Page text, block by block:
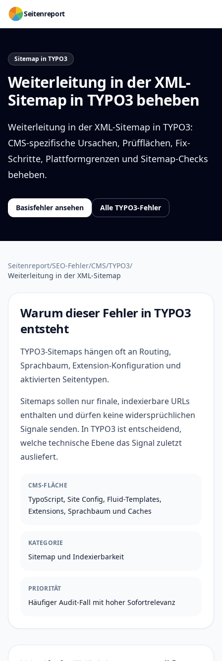
Seitenreport
Sitemap in TYPO3
Weiterleitung in der XML-
Sitemap in TYPO3 beheben
Weiterleitung in der XML-Sitemap in TYPO3:
CMS-spezifische Ursachen, Prüfflächen, Fix-
Schritte, Plattformgrenzen und Sitemap-Checks
beheben.
Basisfehler ansehen Alle TYPO3-Fehler
Seitenreport/SEO-Fehler/CMS/TYPO3/
Weiterleitung in der XML-Sitemap
Warum dieser Fehler in TYPO3
entsteht
TYPO3-Sitemaps hängen oft an Routing,
Sprachbaum, Extension-Konfiguration und
aktivierten Seitentypen.
Sitemaps sollen nur finale, indexierbare URLs
enthalten und dürfen keine widersprüchlichen
Signale senden. In TYPO3 ist entscheidend,
welche technische Ebene das Signal zuletzt
ausliefert.
CMS-FLÄCHE
TypoScript, Site Config, Fluid-Templates,
Extensions, Sprachbaum und Caches
KATEGORIE
Sitemap und Indexierbarkeit
PRIORITÄT
Häufiger Audit-Fall mit hoher Sofortrelevanz